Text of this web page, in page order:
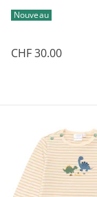
Nouveau
CHF 30.00